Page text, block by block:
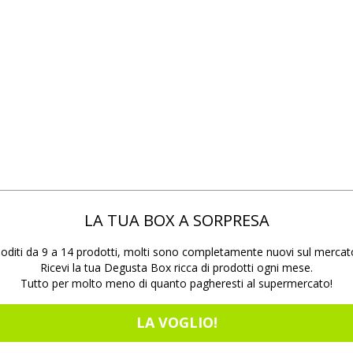
LA TUA BOX A SORPRESA
da 9 a 14 prodotti, molti sono completamente nuovi sul
Ricevi la tua Degusta Box ricca di prodotti ogni mese.
Tutto per molto meno di quanto pagheresti al supermercato!
LA VOGLIO!